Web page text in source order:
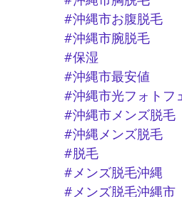
#沖縄市お腹脱毛
#沖縄市腕脱毛
#保湿
#沖縄市最安値
#沖縄市光フォトフ
#沖縄市メンズ脱毛
#沖縄メンズ脱毛
#脱毛
#メンズ脱毛沖縄
#メンズ脱毛沖縄市